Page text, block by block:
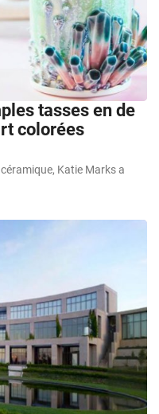
tasses en de
colorées
Katie Marks a